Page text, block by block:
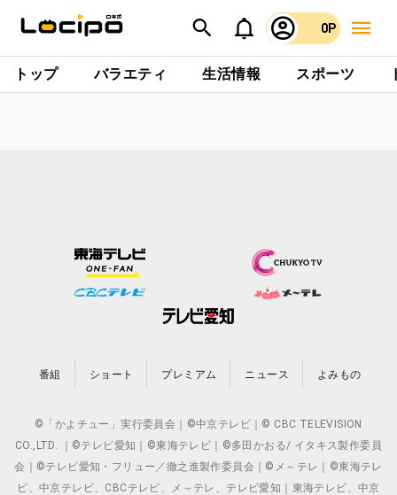
0P
トップ バラエティ 生活情報 スポーツ
番組 ショート プレミアム ニュース よみもの
©「かよチュー」実行委員会｜©中京テレビ｜© CBC TELEVISION
CO.,LTD. ｜©テレビ愛知｜©東海テレビ｜©多田かおる/ イタキス製作委員
会｜©テレビ愛知・フリュー／徹之進製作委員会｜©メ～テレ｜©東海テレ
ビ、中京テレビ、CBCテレビ、メ～テレ、テレビ愛知｜東海テレビ、中京